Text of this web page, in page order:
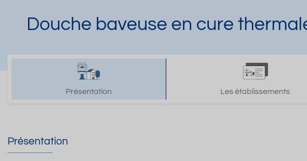
Douche baveuse en cure
Présentation Les établissements
Présentation